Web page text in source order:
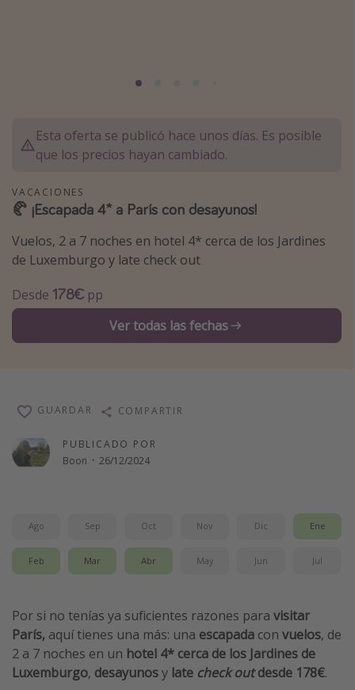
Albania
Inspiración para viajes
Camping
Glamping
Viajar sola como mujer
Ofertas para Vacaciones Activas
Cruceros por el Mediterráneo
Hoteles más hot de España
Guía de equipaje de mano
Viaja con musicales
El Rey León el musical
Harry Potter en Londres y otros destinos
Esta oferta se publicó hace unos días. Es posible
que los precios hayan cambiado.
VACACIONES
🥐 ¡Escapada 4* a París con desayunos!
Vuelos, 2 a 7 noches en hotel 4* cerca de los Jardines
de Luxemburgo y late check out
Desde 178€ pp
Ver todas las fechas
PUBLICADO POR
Boon · 26/12/2024
GUARDAR COMPARTIR
Ago Sep Oct Nov Dic Ene
Feb Mar Abr May Jun Jul
Por si no tenías ya suficientes razones para visitar
París, aquí tienes una más: una escapada con vuelos, de
2 a 7 noches en un hotel 4* cerca de los Jardines de
Luxemburgo, desayunosy late check outdesde 178€.